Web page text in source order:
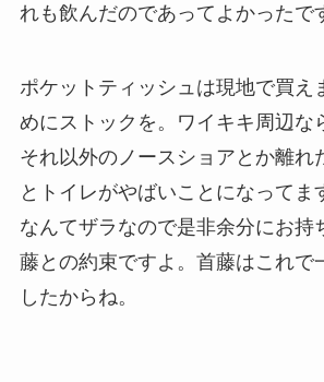
れも飲んだのであってよかったで
ポケットティッシュは現地で買え
めにストックを。ワイキキ周辺な
それ以外のノースショアとか離れ
とトイレがやばいことになってま
なんてザラなので是非余分にお持
藤との約束ですよ。首藤はこれで
したからね。